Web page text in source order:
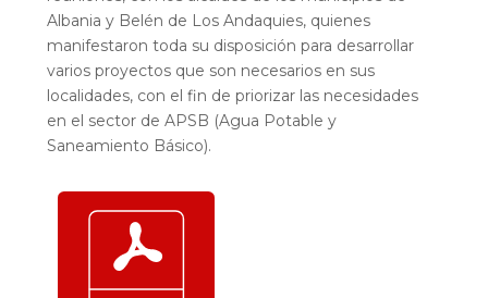
Albania y Belén de Los Andaquies, quienes
manifestaron toda su disposición para desarrollar
varios proyectos que son necesarios en sus
localidades, con el fin de priorizar las necesidades
en el sector de APSB (Agua Potable y
Saneamiento Básico).